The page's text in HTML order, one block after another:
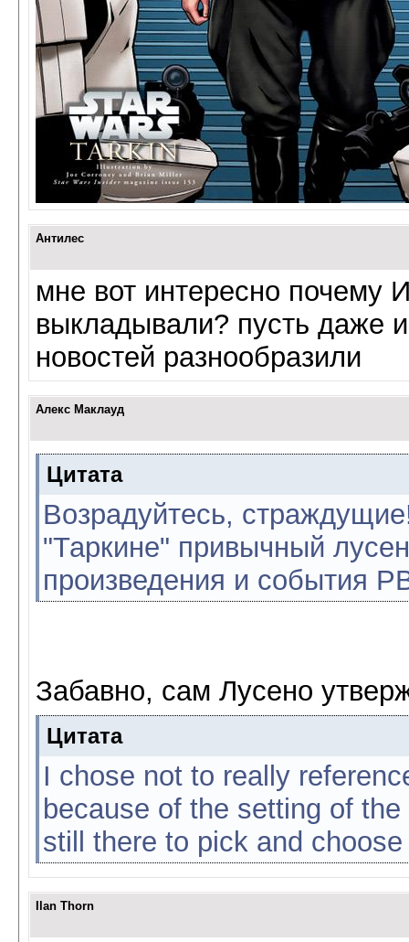
Антилес
мне вот интересно почему
выкладывали? пусть даже
новостей разнообразили
Алекс Маклауд
Цитата
Возрадуйтесь,
"Таркине" привычный
произведения и события
Забавно, сам Лусено
Цитата
I chose not to really
because of the setting of
still there to pick and
Ilan Thorn